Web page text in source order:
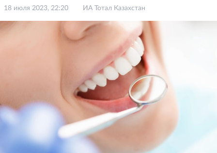
18 июля 2023, 22:20 ИА Тотал Казахстан